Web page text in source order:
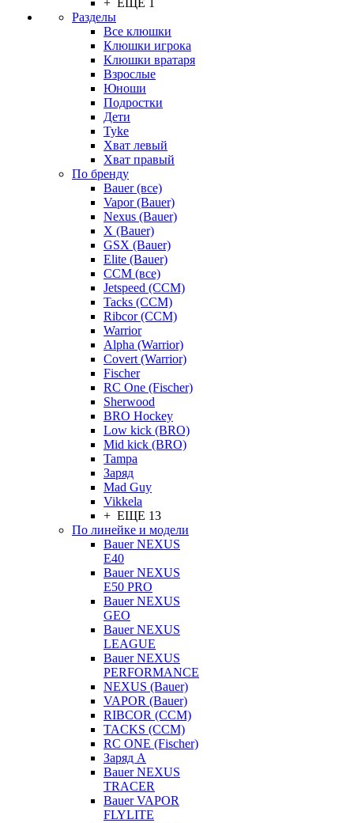
+ ЕЩЕ 1
Разделы
Все клюшки
Клюшки игрока
Клюшки вратаря
Взрослые
Юноши
Подростки
Дети
Tyke
Хват левый
Хват правый
По бренду
Bauer (все)
Vapor (Bauer)
Nexus (Bauer)
X (Bauer)
GSX (Bauer)
Elite (Bauer)
CCM (все)
Jetspeed (CCM)
Tacks (CCM)
Ribcor (CCM)
Warrior
Alpha (Warrior)
Covert (Warrior)
Fischer
RC One (Fischer)
Sherwood
BRO Hockey
Low kick (BRO)
Mid kick (BRO)
Tampa
Заряд
Mad Guy
Vikkela
+ ЕЩЕ 13
По линейке и модели
Bauer NEXUS
E40
Bauer NEXUS
E50 PRO
Bauer NEXUS
GEO
Bauer NEXUS
LEAGUE
Bauer NEXUS
PERFORMANCE
NEXUS (Bauer)
VAPOR (Bauer)
RIBCOR (CCM)
TACKS (CCM)
RC ONE (Fischer)
Заряд А
Bauer NEXUS
TRACER
Bauer VAPOR
FLYLITE